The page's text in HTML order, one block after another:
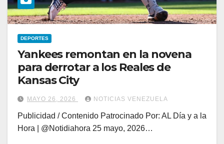
DEPORTES
Yankees remontan en la novena
para derrotar a los Reales de
Kansas City
MAYO 26, 2026 NOTICIAS VENEZUELA
Publicidad / Contenido Patrocinado Por: AL Día y a la
Hora | @Notidiahora 25 mayo, 2026…